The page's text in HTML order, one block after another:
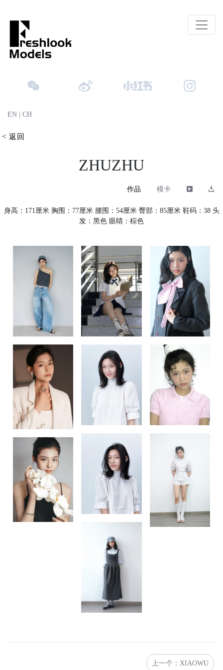
EN | CH
< 返回
ZHUZHU
作品 模卡
身高：171厘米 胸围：77厘米 腰围：54厘米 臀部：85厘米 鞋码：38 头
发：黑色 眼睛：棕色
上一个：XIAOWU